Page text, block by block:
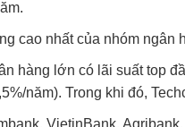
cao nhất của nhóm ngân
hàng lớn có lãi suất top
năm). Trong khi đó,
VietinBank,